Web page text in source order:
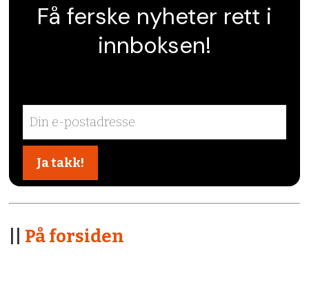
Få ferske nyheter rett i
innboksen!
På forsiden